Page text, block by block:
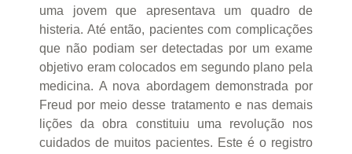
uma jovem que apresentava um quadro de
histeria. Até então, pacientes com complicações
que não podiam ser detectadas por um exame
objetivo eram colocados em segundo plano pela
medicina. A nova abordagem demonstrada por
Freud por meio desse tratamento e nas demais
lições da obra constituiu uma revolução nos
cuidados de muitos pacientes. Este é o registro